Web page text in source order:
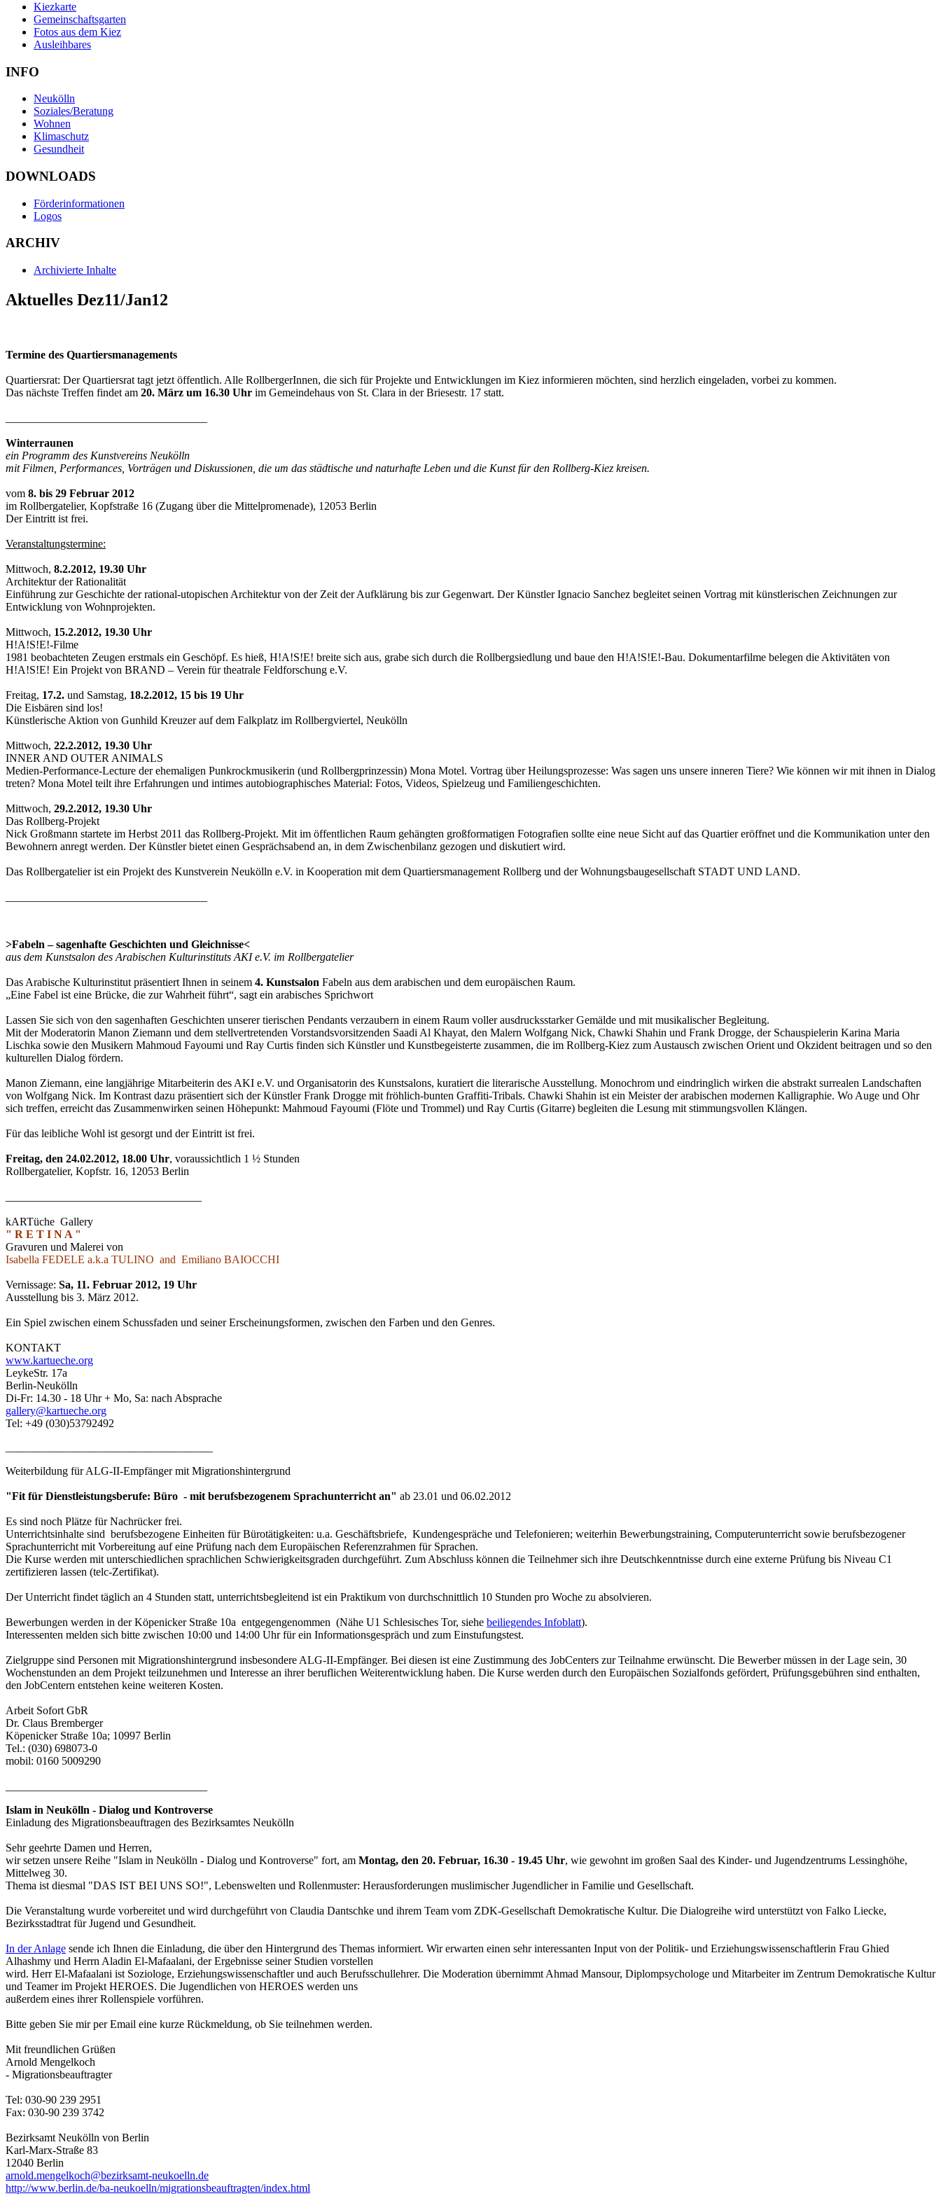
Kiezkarte
Gemeinschaftsgarten
Fotos aus dem Kiez
Ausleihbares
INFO
Neukölln
Soziales/Beratung
Wohnen
Klimaschutz
Gesundheit
DOWNLOADS
Förderinformationen
Logos
ARCHIV
Archivierte Inhalte
Aktuelles Dez11/Jan12
Termine des Quartiersmanagements
Quartiersrat: Der Quartiersrat tagt jetzt öffentlich. Alle RollbergerInnen, die sich für Projekte und Entwicklungen im Kiez informieren möchten, sind herzlich eingeladen, vorbei zu kommen.
Das nächste Treffen findet am 20. März um 16.30 Uhr im Gemeindehaus von St. Clara in der Briesestr. 17 statt.
Winterraunen
ein Programm des Kunstvereins Neukölln
mit Filmen, Performances, Vorträgen und Diskussionen, die um das städtische und naturhafte Leben und die Kunst für den Rollberg-Kiez kreisen.
vom 8. bis 29 Februar 2012
im Rollbergatelier, Kopfstraße 16 (Zugang über die Mittelpromenade), 12053 Berlin
Der Eintritt ist frei.
Veranstaltungstermine:
Mittwoch, 8.2.2012, 19.30 Uhr
Architektur der Rationalität
Einführung zur Geschichte der rational-utopischen Architektur von der Zeit der Aufklärung bis zur Gegenwart. Der Künstler Ignacio Sanchez begleitet seinen Vortrag mit künstlerischen Zeichnungen zur
Entwicklung von Wohnprojekten.
Mittwoch, 15.2.2012, 19.30 Uhr
H!A!S!E!-Filme
1981 beobachteten Zeugen erstmals ein Geschöpf. Es hieß, H!A!S!E! breite sich aus, grabe sich durch die Rollbergsiedlung und baue den H!A!S!E!-Bau. Dokumentarfilme belegen die Aktivitäten von
H!A!S!E! Ein Projekt von BRAND – Verein für theatrale Feldforschung e.V.
Freitag, 17.2. und Samstag, 18.2.2012, 15 bis 19 Uhr
Die Eisbären sind los!
Künstlerische Aktion von Gunhild Kreuzer auf dem Falkplatz im Rollbergviertel, Neukölln
Mittwoch, 22.2.2012, 19.30 Uhr
INNER AND OUTER ANIMALS
Medien-Performance-Lecture der ehemaligen Punkrockmusikerin (und Rollbergprinzessin) Mona Motel. Vortrag über Heilungsprozesse: Was sagen uns unsere inneren Tiere? Wie können wir mit ihnen in Dialog
treten? Mona Motel teilt ihre Erfahrungen und intimes autobiographisches Material: Fotos, Videos, Spielzeug und Familiengeschichten.
Mittwoch, 29.2.2012, 19.30 Uhr
Das Rollberg-Projekt
Nick Großmann startete im Herbst 2011 das Rollberg-Projekt. Mit im öffentlichen Raum gehängten großformatigen Fotografien sollte eine neue Sicht auf das Quartier eröffnet und die Kommunikation unter den
Bewohnern anregt werden. Der Künstler bietet einen Gesprächsabend an, in dem Zwischenbilanz gezogen und diskutiert wird.
Das Rollbergatelier ist ein Projekt des Kunstverein Neukölln e.V. in Kooperation mit dem Quartiersmanagement Rollberg und der Wohnungsbaugesellschaft STADT UND LAND.
>Fabeln – sagenhafte Geschichten und Gleichnisse<
aus dem Kunstsalon des Arabischen Kulturinstituts AKI e.V. im Rollbergatelier
Das Arabische Kulturinstitut präsentiert Ihnen in seinem 4. Kunstsalon Fabeln aus dem arabischen und dem europäischen Raum.
„Eine Fabel ist eine Brücke, die zur Wahrheit führt“, sagt ein arabisches Sprichwort
Lassen Sie sich von den sagenhaften Geschichten unserer tierischen Pendants verzaubern in einem Raum voller ausdrucksstarker Gemälde und mit musikalischer Begleitung.
Mit der Moderatorin Manon Ziemann und dem stellvertretenden Vorstandsvorsitzenden Saadi Al Khayat, den Malern Wolfgang Nick, Chawki Shahin und Frank Drogge, der Schauspielerin Karina Maria
Lischka sowie den Musikern Mahmoud Fayoumi und Ray Curtis finden sich Künstler und Kunstbegeisterte zusammen, die im Rollberg-Kiez zum Austausch zwischen Orient und Okzident beitragen und so den
kulturellen Dialog fördern.
Manon Ziemann, eine langjährige Mitarbeiterin des AKI e.V. und Organisatorin des Kunstsalons, kuratiert die literarische Ausstellung. Monochrom und eindringlich wirken die abstrakt surrealen Landschaften
von Wolfgang Nick. Im Kontrast dazu präsentiert sich der Künstler Frank Drogge mit fröhlich-bunten Graffiti-Tribals. Chawki Shahin ist ein Meister der arabischen modernen Kalligraphie. Wo Auge und Ohr
sich treffen, erreicht das Zusammenwirken seinen Höhepunkt: Mahmoud Fayoumi (Flöte und Trommel) und Ray Curtis (Gitarre) begleiten die Lesung mit stimmungsvollen Klängen.
Für das leibliche Wohl ist gesorgt und der Eintritt ist frei.
Freitag, den 24.02.2012, 18.00 Uhr, voraussichtlich 1 ½ Stunden
Rollbergatelier, Kopfstr. 16, 12053 Berlin
kARTüche Gallery
" R E T I N A "
Gravuren und Malerei von
Isabella FEDELE a.k.a TULINO and Emiliano BAIOCCHI
Vernissage: Sa, 11. Februar 2012, 19 Uhr
Ausstellung bis 3. März 2012.
Ein Spiel zwischen einem Schussfaden und seiner Erscheinungsformen, zwischen den Farben und den Genres.
KONTAKT
www.kartueche.org
LeykeStr. 17a
Berlin-Neukölln
Di-Fr: 14.30 - 18 Uhr + Mo, Sa: nach Absprache
gallery@kartueche.org
Tel: +49 (030)53792492
Weiterbildung für ALG-II-Empfänger mit Migrationshintergrund
"Fit für Dienstleistungsberufe: Büro - mit berufsbezogenem Sprachunterricht an" ab 23.01 und 06.02.2012
Es sind noch Plätze für Nachrücker frei.
Unterrichtsinhalte sind berufsbezogene Einheiten für Bürotätigkeiten: u.a. Geschäftsbriefe, Kundengespräche und Telefonieren; weiterhin Bewerbungstraining, Computerunterricht sowie berufsbezogener
Sprachunterricht mit Vorbereitung auf eine Prüfung nach dem Europäischen Referenzrahmen für Sprachen.
Die Kurse werden mit unterschiedlichen sprachlichen Schwierigkeitsgraden durchgeführt. Zum Abschluss können die Teilnehmer sich ihre Deutschkenntnisse durch eine externe Prüfung bis Niveau C1
zertifizieren lassen (telc-Zertifikat).
Der Unterricht findet täglich an 4 Stunden statt, unterrichtsbegleitend ist ein Praktikum von durchschnittlich 10 Stunden pro Woche zu absolvieren.
Bewerbungen werden in der Köpenicker Straße 10a entgegengenommen (Nähe U1 Schlesisches Tor, siehe beiliegendes Infoblatt).
Interessenten melden sich bitte zwischen 10:00 und 14:00 Uhr für ein Informationsgespräch und zum Einstufungstest.
Zielgruppe sind Personen mit Migrationshintergrund insbesondere ALG-II-Empfänger. Bei diesen ist eine Zustimmung des JobCenters zur Teilnahme erwünscht. Die Bewerber müssen in der Lage sein, 30
Wochenstunden an dem Projekt teilzunehmen und Interesse an ihrer beruflichen Weiterentwicklung haben. Die Kurse werden durch den Europäischen Sozialfonds gefördert, Prüfungsgebühren sind enthalten,
den JobCentern entstehen keine weiteren Kosten.
Arbeit Sofort GbR
Dr. Claus Bremberger
Köpenicker Straße 10a; 10997 Berlin
Tel.: (030) 698073-0
mobil: 0160 5009290
Islam in Neukölln - Dialog und Kontroverse
Einladung des Migrationsbeauftragen des Bezirksamtes Neukölln
Sehr geehrte Damen und Herren,
wir setzen unsere Reihe "Islam in Neukölln - Dialog und Kontroverse" fort, am Montag, den 20. Februar, 16.30 - 19.45 Uhr, wie gewohnt im großen Saal des Kinder- und Jugendzentrums Lessinghöhe,
Mittelweg 30.
Thema ist diesmal "DAS IST BEI UNS SO!", Lebenswelten und Rollenmuster: Herausforderungen muslimischer Jugendlicher in Familie und Gesellschaft.
Die Veranstaltung wurde vorbereitet und wird durchgeführt von Claudia Dantschke und ihrem Team vom ZDK-Gesellschaft Demokratische Kultur. Die Dialogreihe wird unterstützt von Falko Liecke,
Bezirksstadtrat für Jugend und Gesundheit.
In der Anlage sende ich Ihnen die Einladung, die über den Hintergrund des Themas informiert. Wir erwarten einen sehr interessanten Input von der Politik- und Erziehungswissenschaftlerin Frau Ghied
Alhashmy und Herrn Aladin El-Mafaalani, der Ergebnisse seiner Studien vorstellen
wird. Herr El-Mafaalani ist Soziologe, Erziehungswissenschaftler und auch Berufsschullehrer. Die Moderation übernimmt Ahmad Mansour, Diplompsychologe und Mitarbeiter im Zentrum Demokratische Kultur
und Teamer im Projekt HEROES. Die Jugendlichen von HEROES werden uns
außerdem eines ihrer Rollenspiele vorführen.
Bitte geben Sie mir per Email eine kurze Rückmeldung, ob Sie teilnehmen werden.
Mit freundlichen Grüßen
Arnold Mengelkoch
- Migrationsbeauftragter
Tel: 030-90 239 2951
Fax: 030-90 239 3742
Bezirksamt Neukölln von Berlin
Karl-Marx-Straße 83
12040 Berlin
arnold.mengelkoch@bezirksamt-neukoelln.de
http://www.berlin.de/ba-neukoelln/migrationsbeauftragten/index.html